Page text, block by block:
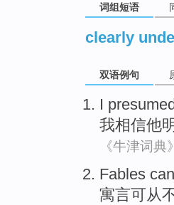
词组短语
clearly
双语例句
I
我相信他
《牛津词典》
Fables
寓言可从